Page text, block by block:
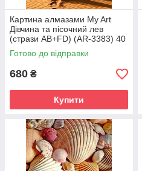
Картина алмазами My Art
Дівчина та пісочний лев
(стрази AB+FD) (AR-3383) 40
х 60 см (На підрамнику)
Готово до відправки
680 ₴
Купити